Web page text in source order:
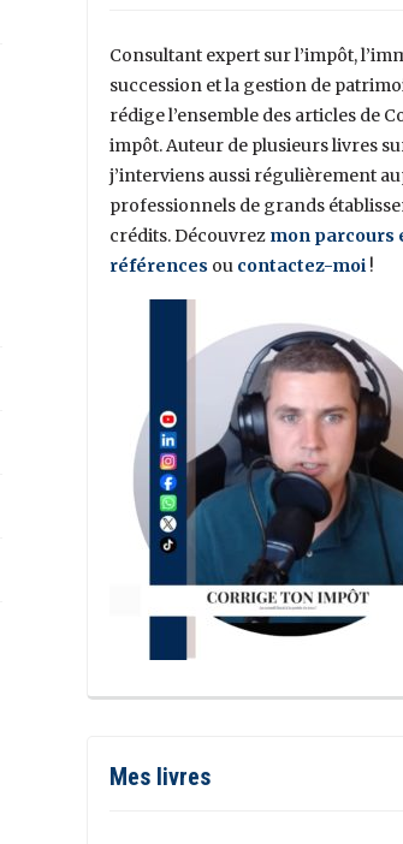
Consultant expert sur l’impôt,
succession et la gestion de
rédige l’ensemble des articles de
impôt. Auteur de plusieurs livres
j’interviens aussi régulièrement
professionnels de grands
crédits. Découvrez mon parcours
références ou contactez-moi!
Mes livres